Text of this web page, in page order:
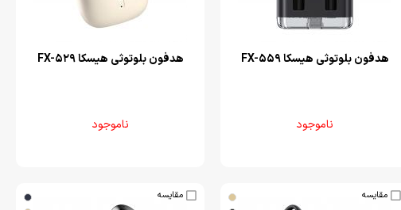
هدفون بلوتوثی هیسکا FX-559
ناموجود
هدفون بلوتوثی هیسکا FX-529
ناموجود
مقایسه مقایسه